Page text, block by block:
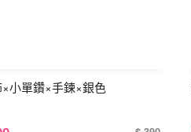
小單鑽×手鍊×銀色